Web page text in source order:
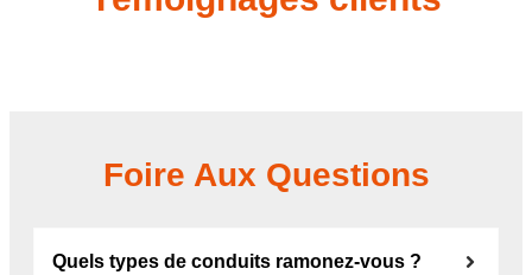
Foire Aux Questions
Quels types de conduits ramonez-vous ?